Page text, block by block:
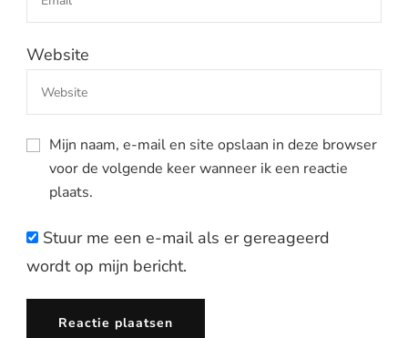
Website
Mijn naam, e-mail en site opslaan in deze browser
voor de volgende keer wanneer ik een reactie
plaats.
Stuur me een e-mail als er gereageerd
wordt op mijn bericht.